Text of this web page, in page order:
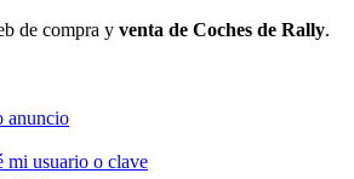
de compra y venta de Coches de Rally.
anuncio
mi usuario o clave